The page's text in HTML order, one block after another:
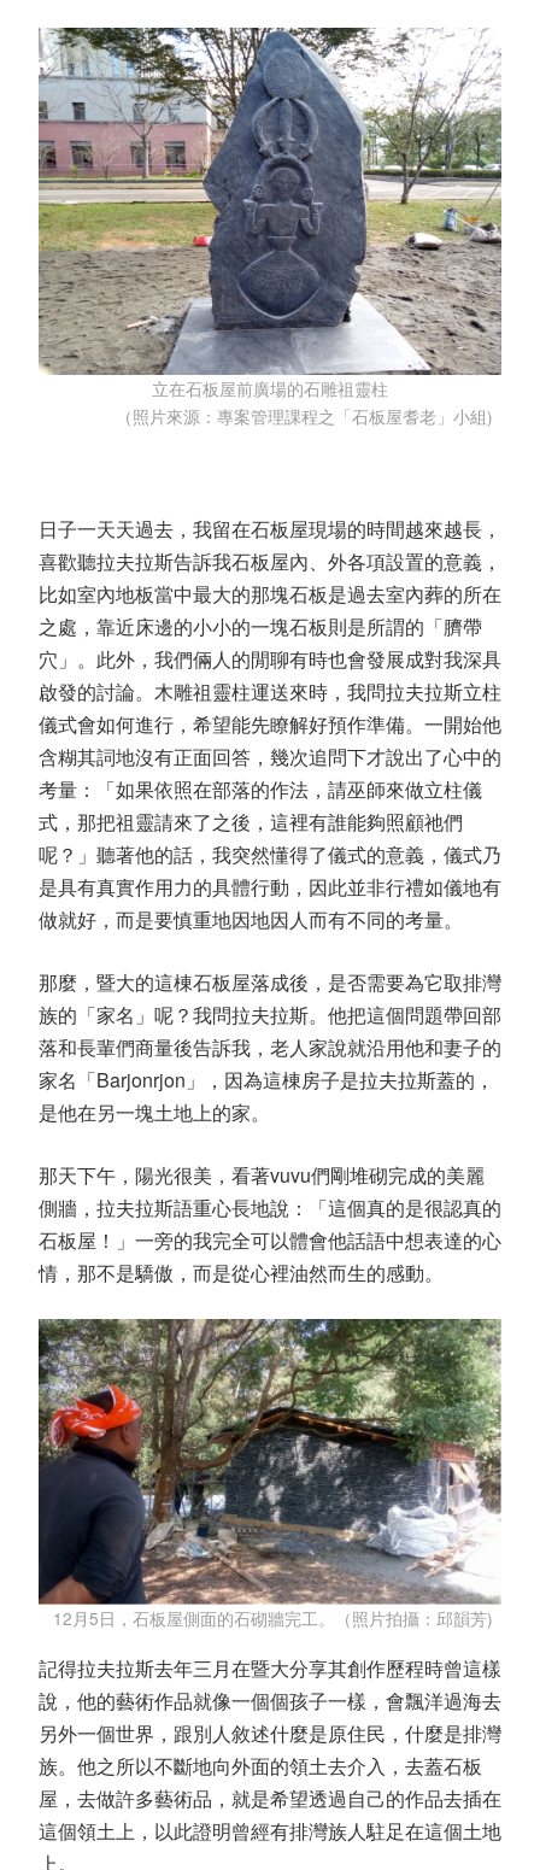
立在石板屋前廣場的石雕祖靈柱
（照片來源：專案管理課程之「石板屋耆老」小組)
日子一天天過去，我留在石板屋現場的時間越來越長，
喜歡聽拉夫拉斯告訴我石板屋內、外各項設置的意義，
比如室內地板當中最大的那塊石板是過去室內葬的所在
之處，靠近床邊的小小的一塊石板則是所謂的「臍帶
穴」。此外，我們倆人的閒聊有時也會發展成對我深具
啟發的討論。木雕祖靈柱運送來時，我問拉夫拉斯立柱
儀式會如何進行，希望能先瞭解好預作準備。一開始他
含糊其詞地沒有正面回答，幾次追問下才說出了心中的
考量：「如果依照在部落的作法，請巫師來做立柱儀
式，那把祖靈請來了之後，這裡有誰能夠照顧祂們
呢？」聽著他的話，我突然懂得了儀式的意義，儀式乃
是具有真實作用力的具體行動，因此並非行禮如儀地有
做就好，而是要慎重地因地因人而有不同的考量。
那麼，暨大的這棟石板屋落成後，是否需要為它取排灣
族的「家名」呢？我問拉夫拉斯。他把這個問題帶回部
落和長輩們商量後告訴我，老人家說就沿用他和妻子的
家名「Barjonrjon」，因為這棟房子是拉夫拉斯蓋的，
是他在另一塊土地上的家。
那天下午，陽光很美，看著vuvu們剛堆砌完成的美麗
側牆，拉夫拉斯語重心長地說：「這個真的是很認真的
石板屋！」一旁的我完全可以體會他話語中想表達的心
情，那不是驕傲，而是從心裡油然而生的感動。
12月5日，石板屋側面的石砌牆完工。（照片拍攝：邱韻芳)
記得拉夫拉斯去年三月在暨大分享其創作歷程時曾這樣
說，他的藝術作品就像一個個孩子一樣，會飄洋過海去
另外一個世界，跟別人敘述什麼是原住民，什麼是排灣
族。他之所以不斷地向外面的領土去介入，去蓋石板
屋，去做許多藝術品，就是希望透過自己的作品去插在
這個領土上，以此證明曾經有排灣族人駐足在這個土地
上。